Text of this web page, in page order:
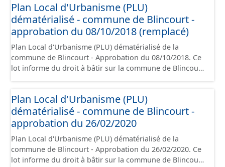
administratives, le rapport de présentation, le PADD, le
règlement (à l'exception des plans de zonages), les
annexes, les orientations d'aménagement et les données
géographiques. Malgré l'attention portée à la création
de ces données, il est rappelé que seuls les documents
papier font foi et sont opposables d'un point de vue
juridique.
Plan Local d'Urbanisme (PLU)
dématérialisé - commune de Blincourt -
approbation du 08/10/2018 (remplacé)
Plan Local d'Urbanisme (PLU) dématérialisé de la
commune de Blincourt - Approbation du 08/10/2018. Ce
lot informe du droit à bâtir sur la commune de Blincourt.
administratives, le rapport de présentation, le PADD, le
règlement (à l'exception des plans de zonages), les
annexes, les orientations d'aménagement et les données
géographiques. Malgré l'attention portée à la création
de ces données, il est rappelé que seuls les documents
papier font foi et sont opposables d'un point de vue
juridique.
Plan Local d'Urbanisme (PLU)
dématérialisé - commune de Blincourt -
approbation du 26/02/2020
Plan Local d'Urbanisme (PLU) dématérialisé de la
commune de Blincourt - Approbation du 26/02/2020. Ce
lot informe du droit à bâtir sur la commune de Blincourt.